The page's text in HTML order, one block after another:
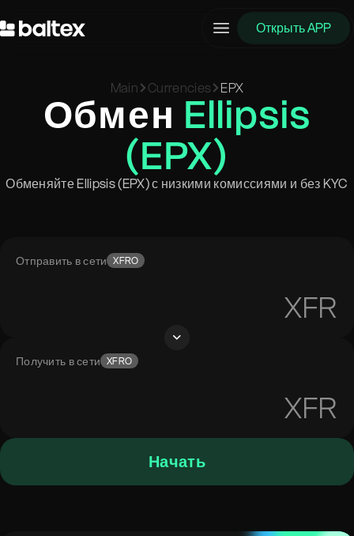
Открыть APP
Main Currencies EPX
Обмен Ellipsis
(EPX)
Обменяйте Ellipsis (EPX) с низкими комиссиями и без KYC
Отправить в сети XFRO
XFR
Получить в сети XFRO
XFR
Начать